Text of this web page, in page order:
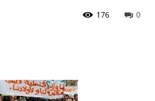
0
176